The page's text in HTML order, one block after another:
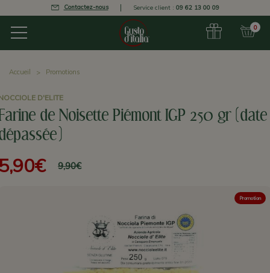
Contactez-nous Service client : 09 62 13 00 09
0
Accueil Promotions
D'ELITE
de Noisette Piémont IGP 250 gr (date
9,90€
Promotion